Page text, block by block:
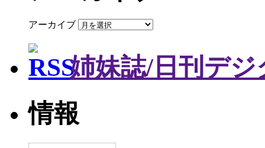
アーカイブ
姉妹誌/日刊デジ
情報